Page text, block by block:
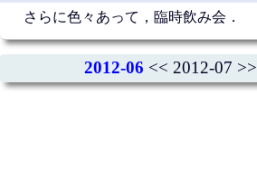
さらに色々あって，臨時飲み会．
2012-06 << 2012-07 >>